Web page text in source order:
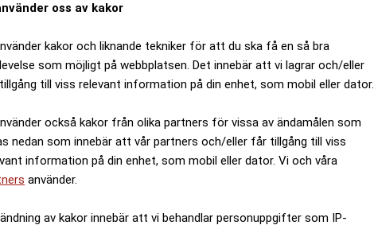
oss av kakor
kakor och liknande tekniker för att du ska få en så bra
som möjligt på webbplatsen. Det innebär att vi lagrar och/eller
till viss relevant information på din enhet, som mobil eller dator.
också kakor från olika partners för vissa av ändamålen som
nedan som innebär att vår partners och/eller får tillgång till viss
information på din enhet, som mobil eller dator. Vi och våra
använder.
av kakor innebär att vi behandlar personuppgifter som IP-